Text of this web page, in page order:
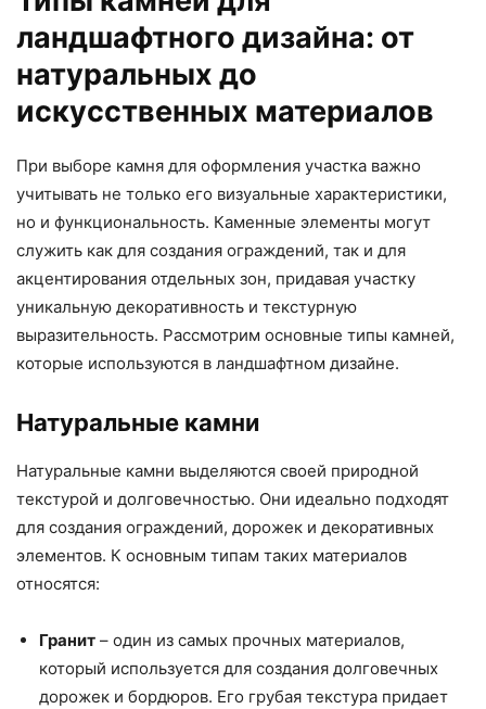
ландшафтного дизайна: от
натуральных до
искусственных материалов
При выборе камня для оформления участка важно
учитывать не только его визуальные характеристики,
но и функциональность. Каменные элементы могут
служить как для создания ограждений, так и для
акцентирования отдельных зон, придавая участку
уникальную декоративность и текстурную
выразительность. Рассмотрим основные типы камней,
которые используются в ландшафтном дизайне.
Натуральные камни
Натуральные камни выделяются своей природной
текстурой и долговечностью. Они идеально подходят
для создания ограждений, дорожек и декоративных
элементов. К основным типам таких материалов
относятся:
Гранит – один из самых прочных материалов,
который используется для создания долговечных
дорожек и бордюров. Его грубая текстура придает